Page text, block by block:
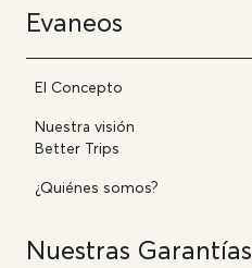
Evaneos
El Concepto
Nuestra visión
Better Trips
¿Quiénes somos?
Nuestras Garantías